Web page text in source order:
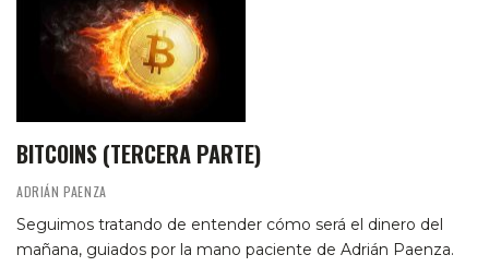
BITCOINS (TERCERA PARTE)
ADRIÁN PAENZA
Seguimos tratando de entender cómo será el dinero del
mañana, guiados por la mano paciente de Adrián Paenza.